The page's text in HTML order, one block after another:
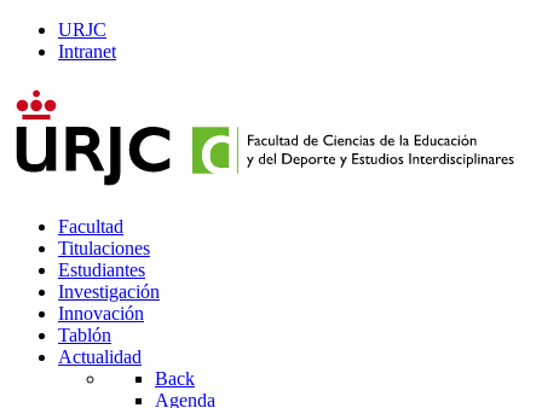
URJC
Intranet
Facultad
Titulaciones
Estudiantes
Investigación
Innovación
Tablón
Actualidad
Back
Agenda